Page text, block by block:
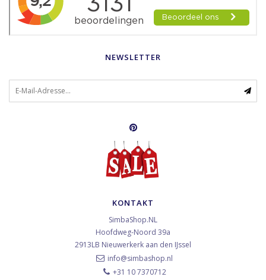
NEWSLETTER
KONTAKT
SimbaShop.NL
Hoofdweg-Noord 39a
2913LB Nieuwerkerk aan den IJssel
info@simbashop.nl
+31 10 7370712